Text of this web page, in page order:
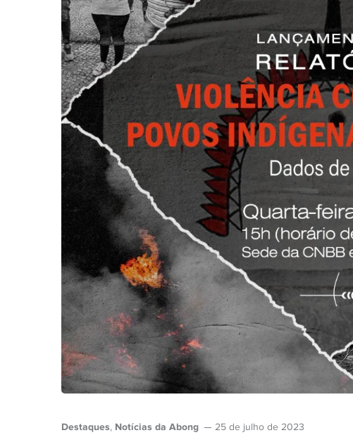
Destaques, Notícias da Abong 25 de julho de 2023